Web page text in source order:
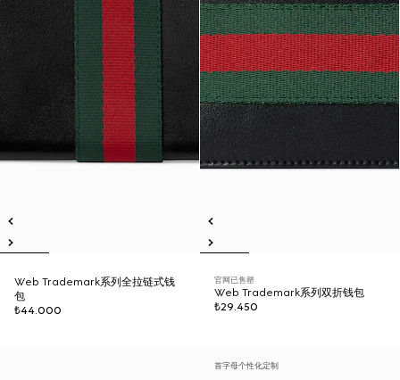
Web Trademark系列全拉链式钱
包
₺44.000
官网已售罄
Web Trademark系列双折钱包
₺29.450
首字母个性化定制